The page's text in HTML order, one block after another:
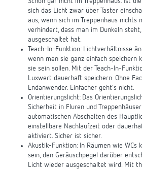
sich das Licht zwar über Taster
aus, wenn sich im Treppenhaus nichts
verhindert, dass man im Dunkeln
ausgeschaltet hat.
Teach-In-Funktion: Lichtverhältnisse
wenn man sie ganz einfach speichern
sie sein sollen. Mit der Teach-In-
Luxwert dauerhaft speichern. Ohne
Endanwender. Einfacher geht’s nicht.
Orientierungslicht: Das
Sicherheit in Fluren und
automatischen Abschalten des
einstellbare Nachlaufzeit oder
aktiviert. Sicher ist sicher.
Akustik-Funktion: In Räumen wie WCs
sein, den Geräuschpegel darüber
Licht wieder ausgeschaltet wird. Mit